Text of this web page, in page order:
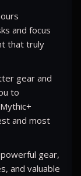
and focus
that truly
gear and
to
and most
gear,
and valuable